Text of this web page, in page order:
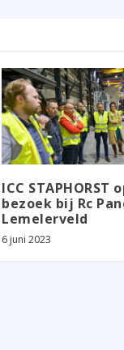
ICC STAPHORST
bezoek bij Rc
Lemelerveld
6 juni 2023